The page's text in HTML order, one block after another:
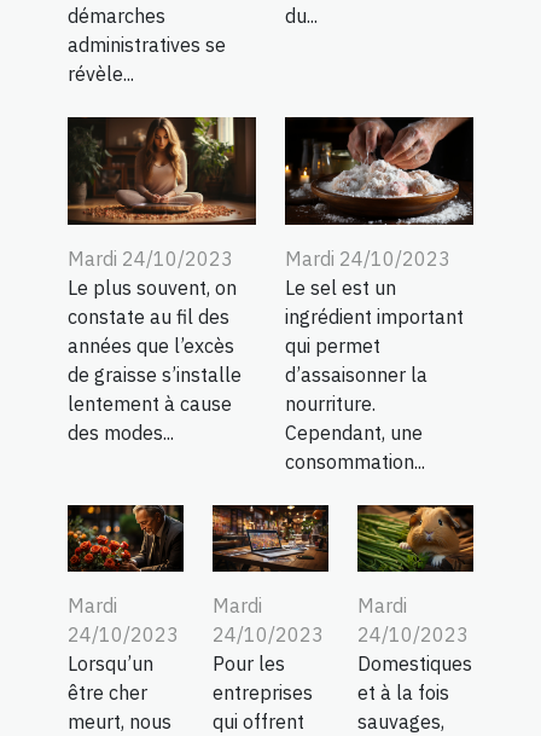
démarches
administratives se
révèle...
du...
Mardi 24/10/2023
Le plus souvent, on
constate au fil des
années que l’excès
de graisse s’installe
lentement à cause
des modes...
Mardi 24/10/2023
Le sel est un
ingrédient important
qui permet
d’assaisonner la
nourriture.
Cependant, une
consommation...
Mardi
24/10/2023
Lorsqu’un
être cher
meurt, nous
Mardi
24/10/2023
Pour les
entreprises
qui offrent
Mardi
24/10/2023
Domestiques
et à la fois
sauvages,